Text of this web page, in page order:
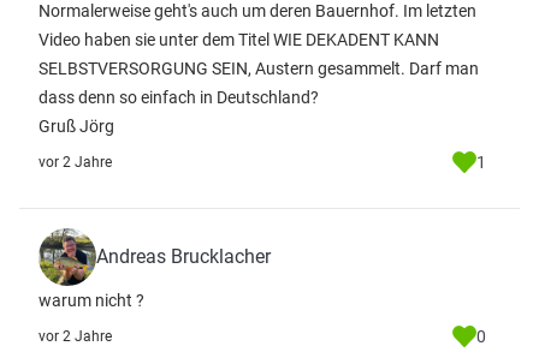
Normalerweise geht's auch um deren Bauernhof. Im letzten
Video haben sie unter dem Titel WIE DEKADENT KANN
SELBSTVERSORGUNG SEIN, Austern gesammelt. Darf man
dass denn so einfach in Deutschland?
Gruß Jörg
vor 2 Jahre 1
Andreas Brucklacher
warum nicht ?
vor 2 Jahre 0